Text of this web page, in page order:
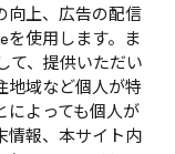
向上、広告の配信
を使用します。ま
て、提供いただい
地域など個人が特
によっても個人が
情報、本サイト内